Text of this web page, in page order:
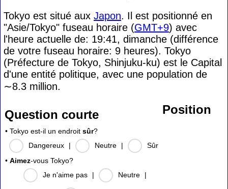
Tokyo est situé aux Japon. Il est positionné en
"Asie/Tokyo" fuseau horaire (GMT+9) avec
l'heure actuelle de: 19:41, dimanche (différence
de votre fuseau horaire: 9 heures). Tokyo
(Préfecture de Tokyo, Shinjuku-ku) est le Capital
d'une entité politique, avec une population de
∼8.3 million.
Question courte
• Tokyo est-il un endroit sûr?
Dangereux
| Neutre |
Sûr
• Aimez-vous Tokyo?
Je n'aime pas
| Neutre |
Position